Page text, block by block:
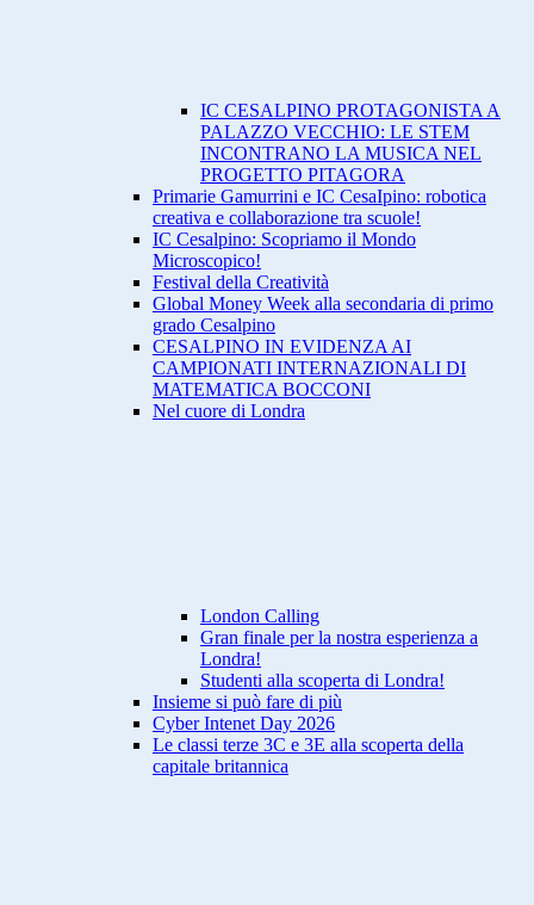
IC CESALPINO PROTAGONISTA A
PALAZZO VECCHIO: LE STEM
INCONTRANO LA MUSICA NEL
PROGETTO PITAGORA
Primarie Gamurrini e IC CesaIpino: robotica
creativa e collaborazione tra scuole!
IC Cesalpino: Scopriamo il Mondo
Microscopico!
Festival della Creatività
Global Money Week alla secondaria di primo
grado Cesalpino
CESALPINO IN EVIDENZA AI
CAMPIONATI INTERNAZIONALI DI
MATEMATICA BOCCONI
Nel cuore di Londra
London Calling
Gran finale per la nostra esperienza a
Londra!
Studenti alla scoperta di Londra!
Insieme si può fare di più
Cyber Intenet Day 2026
Le classi terze 3C e 3E alla scoperta della
capitale britannica